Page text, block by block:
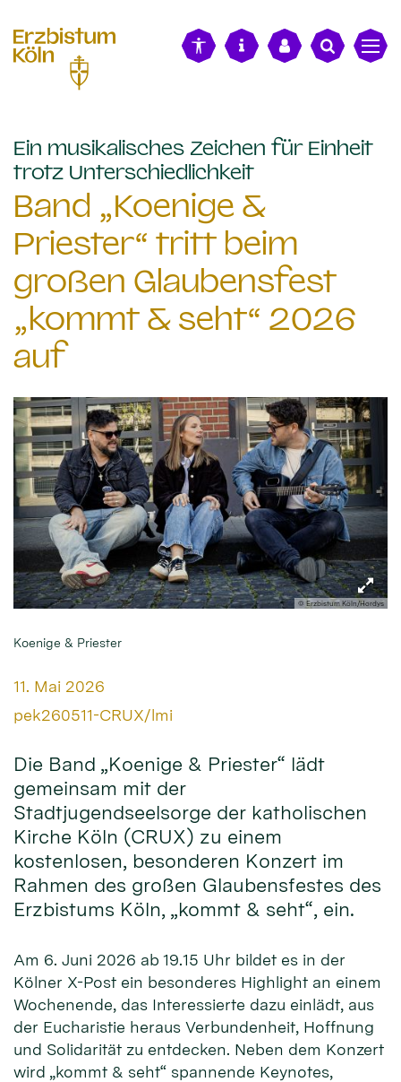
Ein musikalisches Zeichen für Einheit
trotz Unterschiedlichkeit:
Band „Koenige &
Priester“ tritt beim
großen Glaubensfest
„kommt & seht“ 2026
auf
© Erzbistum Köln/Hordys
Koenige & Priester
Datum:
11. Mai 2026
Von:
pek260511-CRUX/lmi
Die Band „Koenige & Priester“ lädt
gemeinsam mit der
Stadtjugendseelsorge der katholischen
Kirche Köln (CRUX) zu einem
kostenlosen, besonderen Konzert im
Rahmen des großen Glaubensfestes des
Erzbistums Köln, „kommt & seht“, ein.
Am 6. Juni 2026 ab 19.15 Uhr bildet es in der
Kölner X-Post ein besonderes Highlight an einem
Wochenende, das Interessierte dazu einlädt, aus
der Eucharistie heraus Verbundenheit, Hoffnung
und Solidarität zu entdecken. Neben dem Konzert
wird „kommt & seht“ spannende Keynotes,